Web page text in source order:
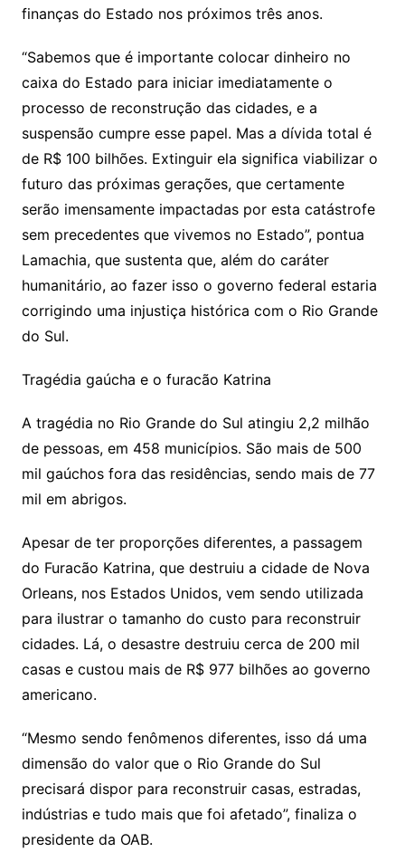
finanças do Estado nos próximos três anos.
“Sabemos que é importante colocar dinheiro no
caixa do Estado para iniciar imediatamente o
processo de reconstrução das cidades, e a
suspensão cumpre esse papel. Mas a dívida total é
de R$ 100 bilhões. Extinguir ela significa viabilizar o
futuro das próximas gerações, que certamente
serão imensamente impactadas por esta catástrofe
sem precedentes que vivemos no Estado”, pontua
Lamachia, que sustenta que, além do caráter
humanitário, ao fazer isso o governo federal estaria
corrigindo uma injustiça histórica com o Rio Grande
do Sul.
Tragédia gaúcha e o furacão Katrina
A tragédia no Rio Grande do Sul atingiu 2,2 milhão
de pessoas, em 458 municípios. São mais de 500
mil gaúchos fora das residências, sendo mais de 77
mil em abrigos.
Apesar de ter proporções diferentes, a passagem
do Furacão Katrina, que destruiu a cidade de Nova
Orleans, nos Estados Unidos, vem sendo utilizada
para ilustrar o tamanho do custo para reconstruir
cidades. Lá, o desastre destruiu cerca de 200 mil
casas e custou mais de R$ 977 bilhões ao governo
americano.
“Mesmo sendo fenômenos diferentes, isso dá uma
dimensão do valor que o Rio Grande do Sul
precisará dispor para reconstruir casas, estradas,
indústrias e tudo mais que foi afetado”, finaliza o
presidente da OAB.